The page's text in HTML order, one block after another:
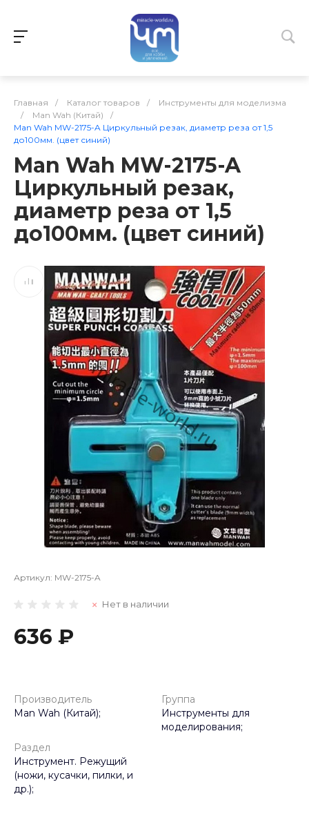
Главная / Каталог товаров /
Инструменты для моделизма
/
Man Wah (Китай)
/
Man Wah MW-2175-A Циркульный резак, диаметр реза от 1,5
до100мм. (цвет синий)
Man Wah MW-2175-A
Циркульный резак,
диаметр реза от 1,5
до100мм. (цвет синий)
Артикул: MW-2175-A
Нет в наличии
636 ₽
Производитель
Man Wah (Китай);
Группа
Инструменты для
моделирования;
Раздел
Инструмент. Режущий
(ножи, кусачки, пилки, и
др.);